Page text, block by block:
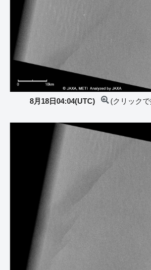
8月18日04:04(UTC) (クリック